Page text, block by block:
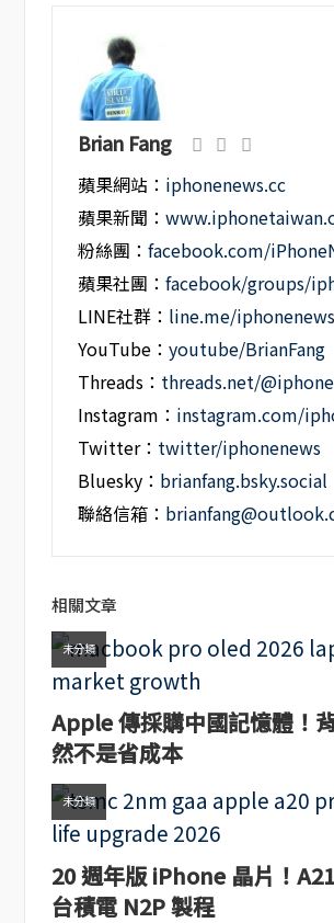
Brian Fang
蘋果網站： iphonenews.cc
蘋果新聞：
粉絲團：facebook.com/
蘋果社團：facebook/groups/
LINE社群： line.me/iphonenews
YouTube：youtube/BrianFang
Threads： threads.net/
Instagram： instagram.com/
Twitter： twitter/iphonenews
Bluesky： brianfang.bsky.social
聯絡信箱：
相關文章
未分類
Apple 傳採購中國記憶體！
然不是省成本
未分類
20 週年版 iPhone 晶片！
台積電 N2P 製程